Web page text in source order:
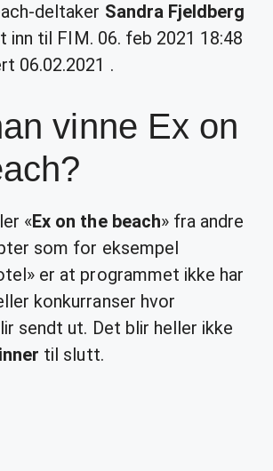
deltaker Sandra Fjeldberg
inn til FIM. 06. feb 2021 18:48
06.02.2021 .
vinne Ex on
«Ex on the beach» fra andre
som for eksempel
er at programmet ikke har
konkurranser hvor
sendt ut. Det blir heller ikke
til slutt.